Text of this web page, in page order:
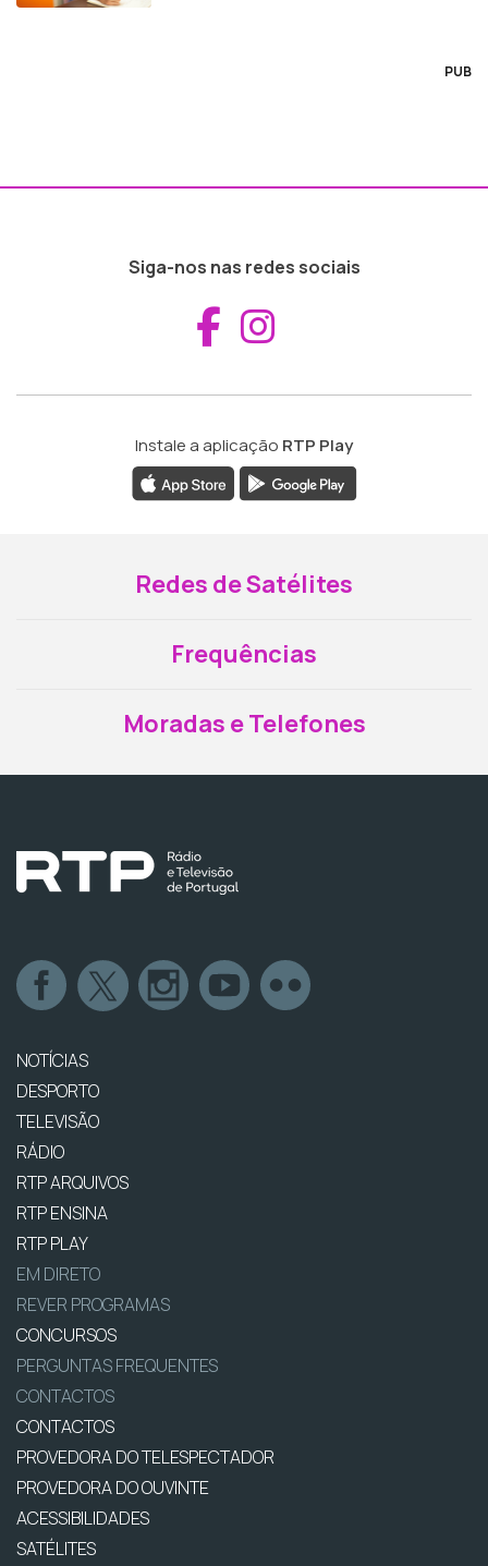
PUB
Siga-nos nas redes sociais
Aceder ao
Instale a aplicação RTP Play
Redes de Satélites
Frequências
Moradas e Telefones
NOTÍCIAS
DESPORTO
TELEVISÃO
RÁDIO
RTP ARQUIVOS
RTP ENSINA
RTP PLAY
EM DIRETO
REVER PROGRAMAS
CONCURSOS
PERGUNTAS FREQUENTES
CONTACTOS
CONTACTOS
PROVEDORA DO TELESPECTADOR
PROVEDORA DO OUVINTE
ACESSIBILIDADES
SATÉLITES